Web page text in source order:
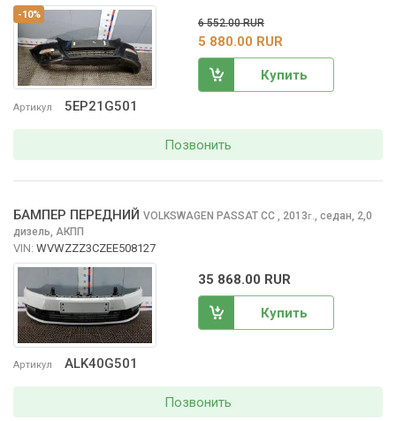
-10%
Артикул 5EP21G501
6 552.00 RUR
5 880.00 RUR
Купить
Позвонить
Артикул ALK40G501
БАМПЕР ПЕРЕДНИЙ VOLKSWAGEN PASSAT CC , 2013г. седан, 2,0
дизель, АКПП
VIN: WVWZZZ3CZEE508127
35 868.00 RUR
Купить
Позвонить